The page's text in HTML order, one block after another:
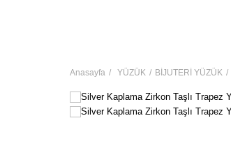
Anasayfa YÜZÜK BİJUTERİ YÜZÜK